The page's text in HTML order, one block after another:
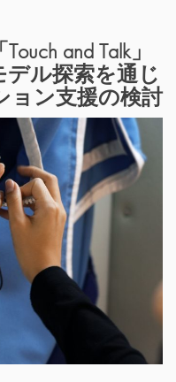
and Talk」
ル探索を通じ
ョン支援の検討